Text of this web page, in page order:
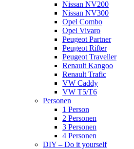
Nissan NV200
Nissan NV300
Opel Combo
Opel Vivaro
Peugeot Partner
Peugeot Rifter
Peugeot Traveller
Renault Kangoo
Renault Trafic
VW Caddy
VW T5/T6
Personen
1 Person
2 Personen
3 Personen
4 Personen
DIY – Do it yourself